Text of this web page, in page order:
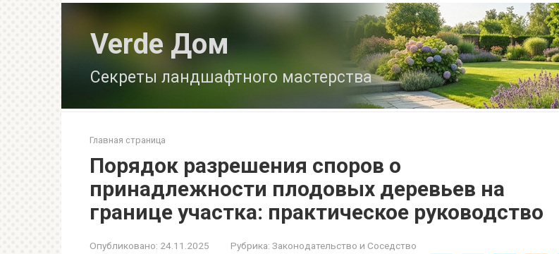
Verde Дом
Секреты ландшафтного мастерства
Главная страница
Порядок разрешения споров о
принадлежности плодовых деревьев на
границе участка: практическое руководство
Опубликовано: 24.11.2025 Рубрика: Законодательство и Соседство